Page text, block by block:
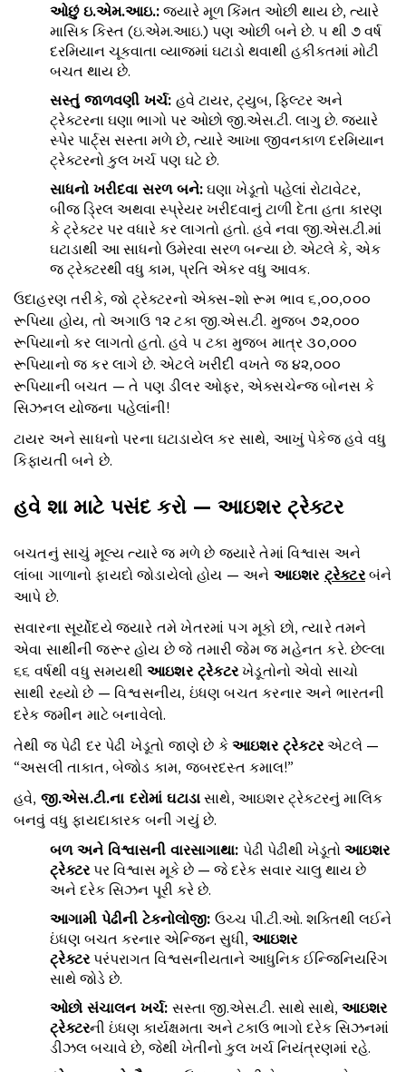
ઓછું ઇ.એમ.આઇ.: જ્યારે મૂળ કિંમત ઓછી થાય છે, ત્યારે
માસિક કિસ્ત (ઇ.એમ.આઇ.) પણ ઓછી બને છે. ૫ થી ૭ વર્ષ
દરમિયાન ચૂકવાતા વ્યાજમાં ઘટાડો થવાથી હકીકતમાં મોટી
બચત થાય છે.
સસ્તું જાળવણી ખર્ચ: હવે ટાયર, ટ્યુબ, ફિલ્ટર અને
ટ્રેક્ટરના ઘણા ભાગો પર ઓછો જી.એસ.ટી. લાગુ છે. જ્યારે
સ્પેર પાર્ટ્સ સસ્તા મળે છે, ત્યારે આખા જીવનકાળ દરમિયાન
ટ્રેક્ટરનો કુલ ખર્ચ પણ ઘટે છે.
સાધનો ખરીદવા સરળ બને: ઘણા ખેડૂતો પહેલાં રોટાવેટર,
બીજ ડ્રિલ અથવા સ્પ્રેયર ખરીદવાનું ટાળી દેતા હતા કારણ
કે ટ્રેક્ટર પર વધારે કર લાગતો હતો. હવે નવા જી.એસ.ટી.માં
ઘટાડાથી આ સાધનો ઉમેરવા સરળ બન્યા છે. એટલે કે, એક
જ ટ્રેક્ટરથી વધુ કામ, પ્રતિ એકર વધુ આવક.
ઉદાહરણ તરીકે, જો ટ્રેક્ટરનો એક્સ-શો રૂમ ભાવ ૬,૦૦,૦૦૦
રૂપિયા હોય, તો અગાઉ ૧૨ ટકા જી.એસ.ટી. મુજબ ૭૨,૦૦૦
રૂપિયાનો કર લાગતો હતો. હવે ૫ ટકા મુજબ માત્ર ૩૦,૦૦૦
રૂપિયાનો જ કર લાગે છે. એટલે ખરીદી વખતે જ ૪૨,૦૦૦
રૂપિયાની બચત — તે પણ ડીલર ઓફર, એક્સચેન્જ બોનસ કે
સિઝનલ યોજના પહેલાંની!
ટાયર અને સાધનો પરના ઘટાડાયેલ કર સાથે, આખું પેકેજ હવે વધુ
કિફાયતી બને છે.
હવે શા માટે પસંદ કરો — આઇશર ટ્રેક્ટર
બચતનું સાચું મૂલ્ય ત્યારે જ મળે છે જ્યારે તેમાં વિશ્વાસ અને
લાંબા ગાળાનો ફાયદો જોડાયેલો હોય — અને આઇશર ટ્રેક્ટરબંને
આપે છે.
સવારના સૂર્યોદયે જ્યારે તમે ખેતરમાં પગ મૂકો છો, ત્યારે તમને
એવા સાથીની જરૂર હોય છે જે તમારી જેમ જ મહેનત કરે. છેલ્લા
૬૬ વર્ષથી વધુ સમયથી આઇશર ટ્રેક્ટરખેડૂતોનો એવો સાચો
સાથી રહ્યો છે — વિશ્વસનીય, ઇંધણ બચત કરનાર અને ભારતની
દરેક જમીન માટે બનાવેલો.
તેથી જ પેઢી દર પેઢી ખેડૂતો જાણે છે કે આઇશર ટ્રેક્ટરએટલે —
“અસલી તાકાત, બેજોડ કામ, જબરદસ્ત કમાલ!”
હવે, જી.એસ.ટી.ના દરોમાં ઘટાડા સાથે, આઇશર ટ્રેક્ટરનું માલિક
બનવું વધુ ફાયદાકારક બની ગયું છે.
બળ અને વિશ્વાસની વારસાગાથા: પેઢી પેઢીથી ખેડૂતો આઇશર
ટ્રેક્ટરપર વિશ્વાસ મૂકે છે — જે દરેક સવાર ચાલુ થાય છે
અને દરેક સિઝન પૂરી કરે છે.
આગામી પેઢીની ટેકનોલોજી: ઉચ્ચ પી.ટી.ઓ. શક્તિથી લઈને
ઇંધણ બચત કરનાર એન્જિન સુધી, આઇશર
ટ્રેક્ટરપરંપરાગત વિશ્વસનીયતાને આધુનિક ઈન્જિનિયરિંગ
સાથે જોડે છે.
ઓછો સંચાલન ખર્ચ: સસ્તા જી.એસ.ટી. સાથે સાથે, આઇશર
ટ્રેક્ટરની ઇંધણ કાર્યક્ષમતા અને ટકાઉ ભાગો દરેક સિઝનમાં
ડીઝલ બચાવે છે, જેથી ખેતીનો કુલ ખર્ચ નિયંત્રણમાં રહે.